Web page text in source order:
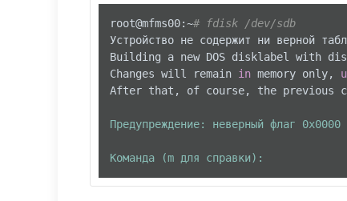
root@mfms00:~# fdisk /dev/sdb
Устройство не содержит ни верной
Building a new DOS disklabel with
Changes will remain in memory only,
After that, of course, the previous
Предупреждение: неверный флаг
Команда (m для справки):